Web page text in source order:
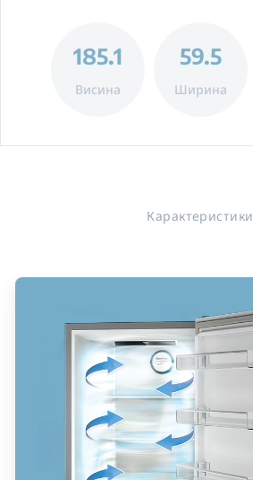
185.1
Висина
59.5
Ширина
Карактеристики